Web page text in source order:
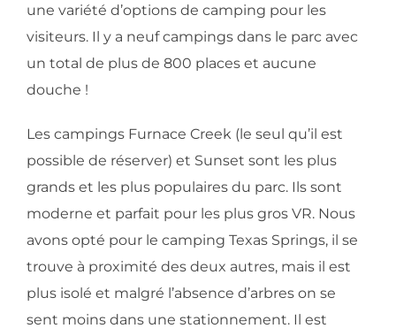
une variété d’options de camping pour les
visiteurs. Il y a neuf campings dans le parc avec
un total de plus de 800 places et aucune
douche !
Les campings Furnace Creek (le seul qu’il est
possible de réserver) et Sunset sont les plus
grands et les plus populaires du parc. Ils sont
moderne et parfait pour les plus gros VR. Nous
avons opté pour le camping Texas Springs, il se
trouve à proximité des deux autres, mais il est
plus isolé et malgré l’absence d’arbres on se
sent moins dans une stationnement. Il est